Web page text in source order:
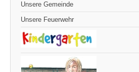
Unsere Gemeinde
Unsere Feuerwehr